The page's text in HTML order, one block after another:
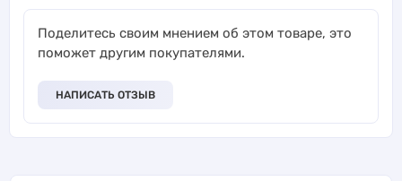
Поделитесь своим мнением об этом товаре, это
поможет другим покупателями.
НАПИСАТЬ ОТЗЫВ